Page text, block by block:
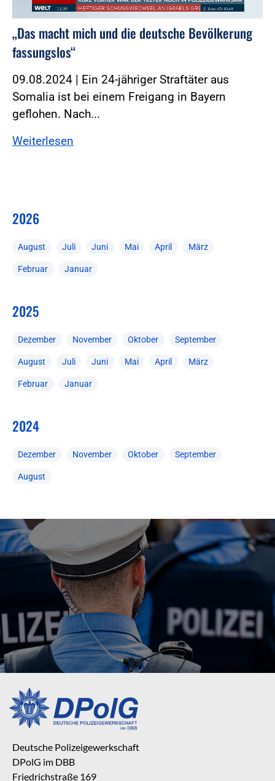
„Das macht mich und die deutsche Bevölkerung
fassungslos“
09.08.2024 | Ein 24-jähriger Straftäter aus
Somalia ist bei einem Freigang in Bayern
geflohen. Nach...
Weiterlesen
2026
August Juli Juni Mai April März
Februar Januar
2025
Dezember November Oktober September
August Juli Juni Mai April März
Februar Januar
2024
Dezember November Oktober September
August
Deutsche Polizeigewerkschaft
DPolG im DBB
Friedrichstraße 169